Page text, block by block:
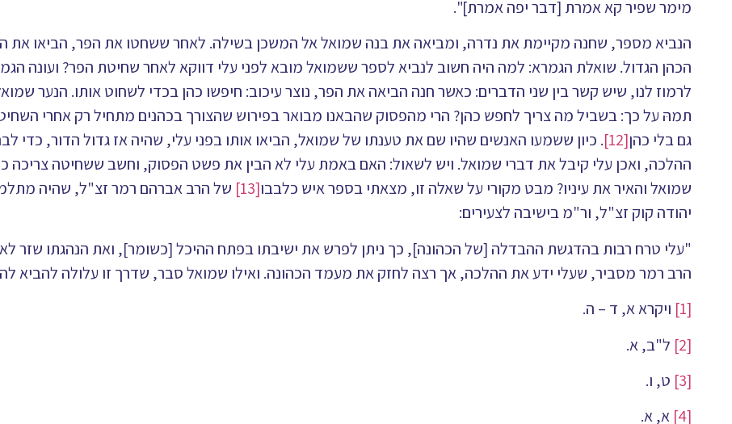
מימר שפיר קא אמרת [דבר יפה אמרת]".
הנביא מספר, שחנה מקיימת את נדרה, ומביאה את בנה שמואל אל המשכן בשילה. לאחר ששחטו את הפר, הביאו את
הכהן הגדול. שואלת הגמרא: למה היה חשוב לנביא לספר ששמואל מובא לפני עלי דווקא לאחר שחיטת הפר? ועונה
לרמוז לנו, שיש קשר בין שני הדברים: כאשר חנה הביאה את הפר, נוצר עיכוב: חיפשו כהן בכדי לשחוט אותו. הנער
תמהּ על כך: בשביל מה צריך לחפש כהן? הרי מהפסוק שהבאנו מבואר בפירוש שהצורך בכהנים מתחיל רק אחרי
גם בלי כהן[12]
. כיון ששמעו האנשים שהיו שם את טענתו של שמואל, הביאו אותו בפני עלי, שהיה אז גדול הדור, כדי
ההלכה, ואכן עלי קיבל את דברי שמואל. ויש לשאול: האם באמת עלי לא הבין את פשט הפסוק, וחשב ששחיטה צריכה
שמואל והאיר את עיניו? מבט מקורי על שאלה זו, מצאתי בספר איש כלבבו[13]
של הרב אברהם רמר זצ"ל, שהיה
יהודה קוק זצ"ל, ור"מ בישיבה לצעירים:
"עלי טרח רבות בהדגשת ההבדלה [של הכהונה], כך ניתן לפרש את ישיבתו בפתח ההיכל [כשומר], ואת הנהגתו שזר
הרב רמר מסביר, שעלי ידע את ההלכה, אך רצה לחזק את מעמד הכהונה. ואילו שמואל סבר, שדרך זו עלולה להביא
[1]
ויקרא א, ד – ה.
[2]
ל"ב, א.
[3]
ט, ו.
[4]
א, א.